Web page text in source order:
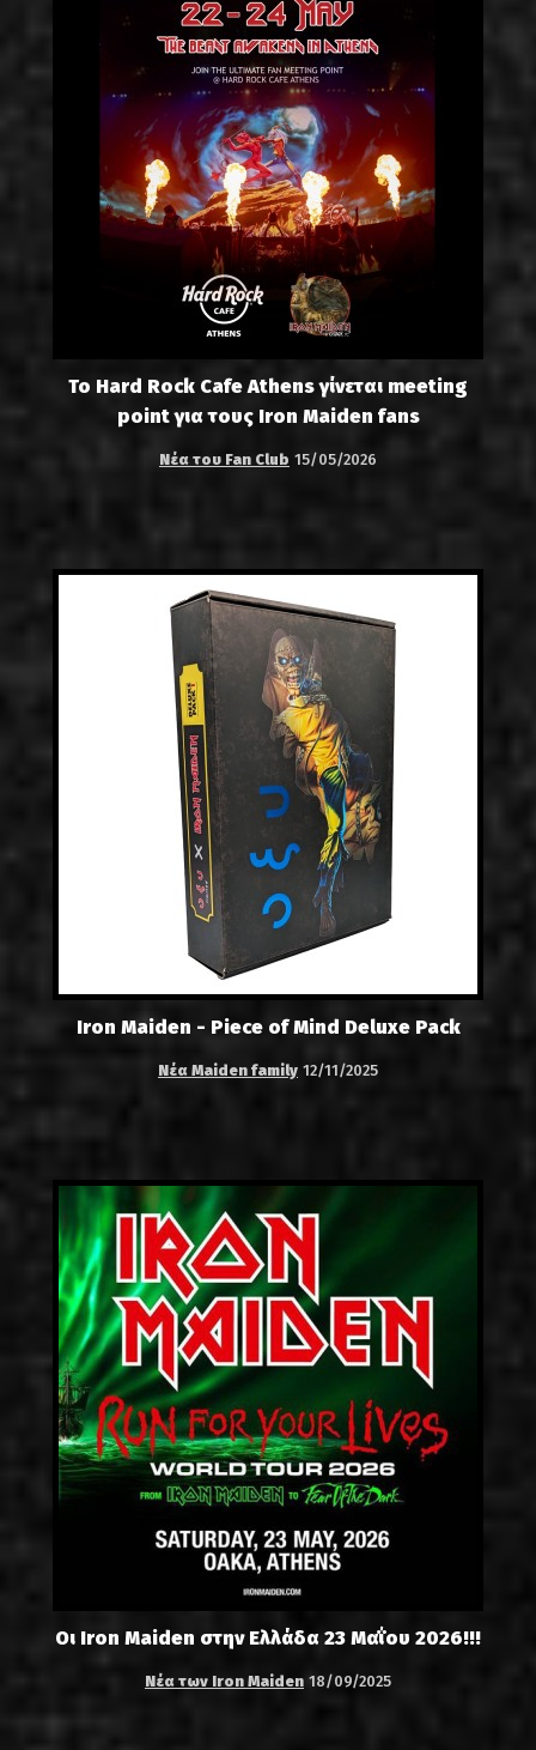
Το Hard Rock Cafe Athens γίνεται meeting
point για τους Iron Maiden fans
Νέα του Fan Club 15/05/2026
Iron Maiden - Piece of Mind Deluxe Pack
Νέα Maiden family 12/11/2025
Οι Iron Maiden στην Ελλάδα 23 Μαΐου 2026!!!
Νέα των Iron Maiden 18/09/2025